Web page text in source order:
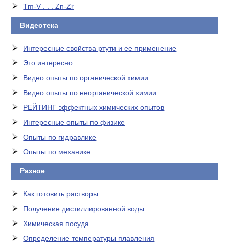
Tm-V . . . Zn-Zr
Видеотека
Интересные свойства ртути и ее применение
Это интересно
Видео опыты по органической химии
Видео опыты по неорганической химии
РЕЙТИНГ эффектных химических опытов
Интересные опыты по физике
Опыты по гидравлике
Опыты по механике
Разное
Как готовить растворы
Получение дистиллированной воды
Химическая посуда
Определение температуры плавления